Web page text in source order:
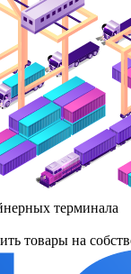
терминала
товары на